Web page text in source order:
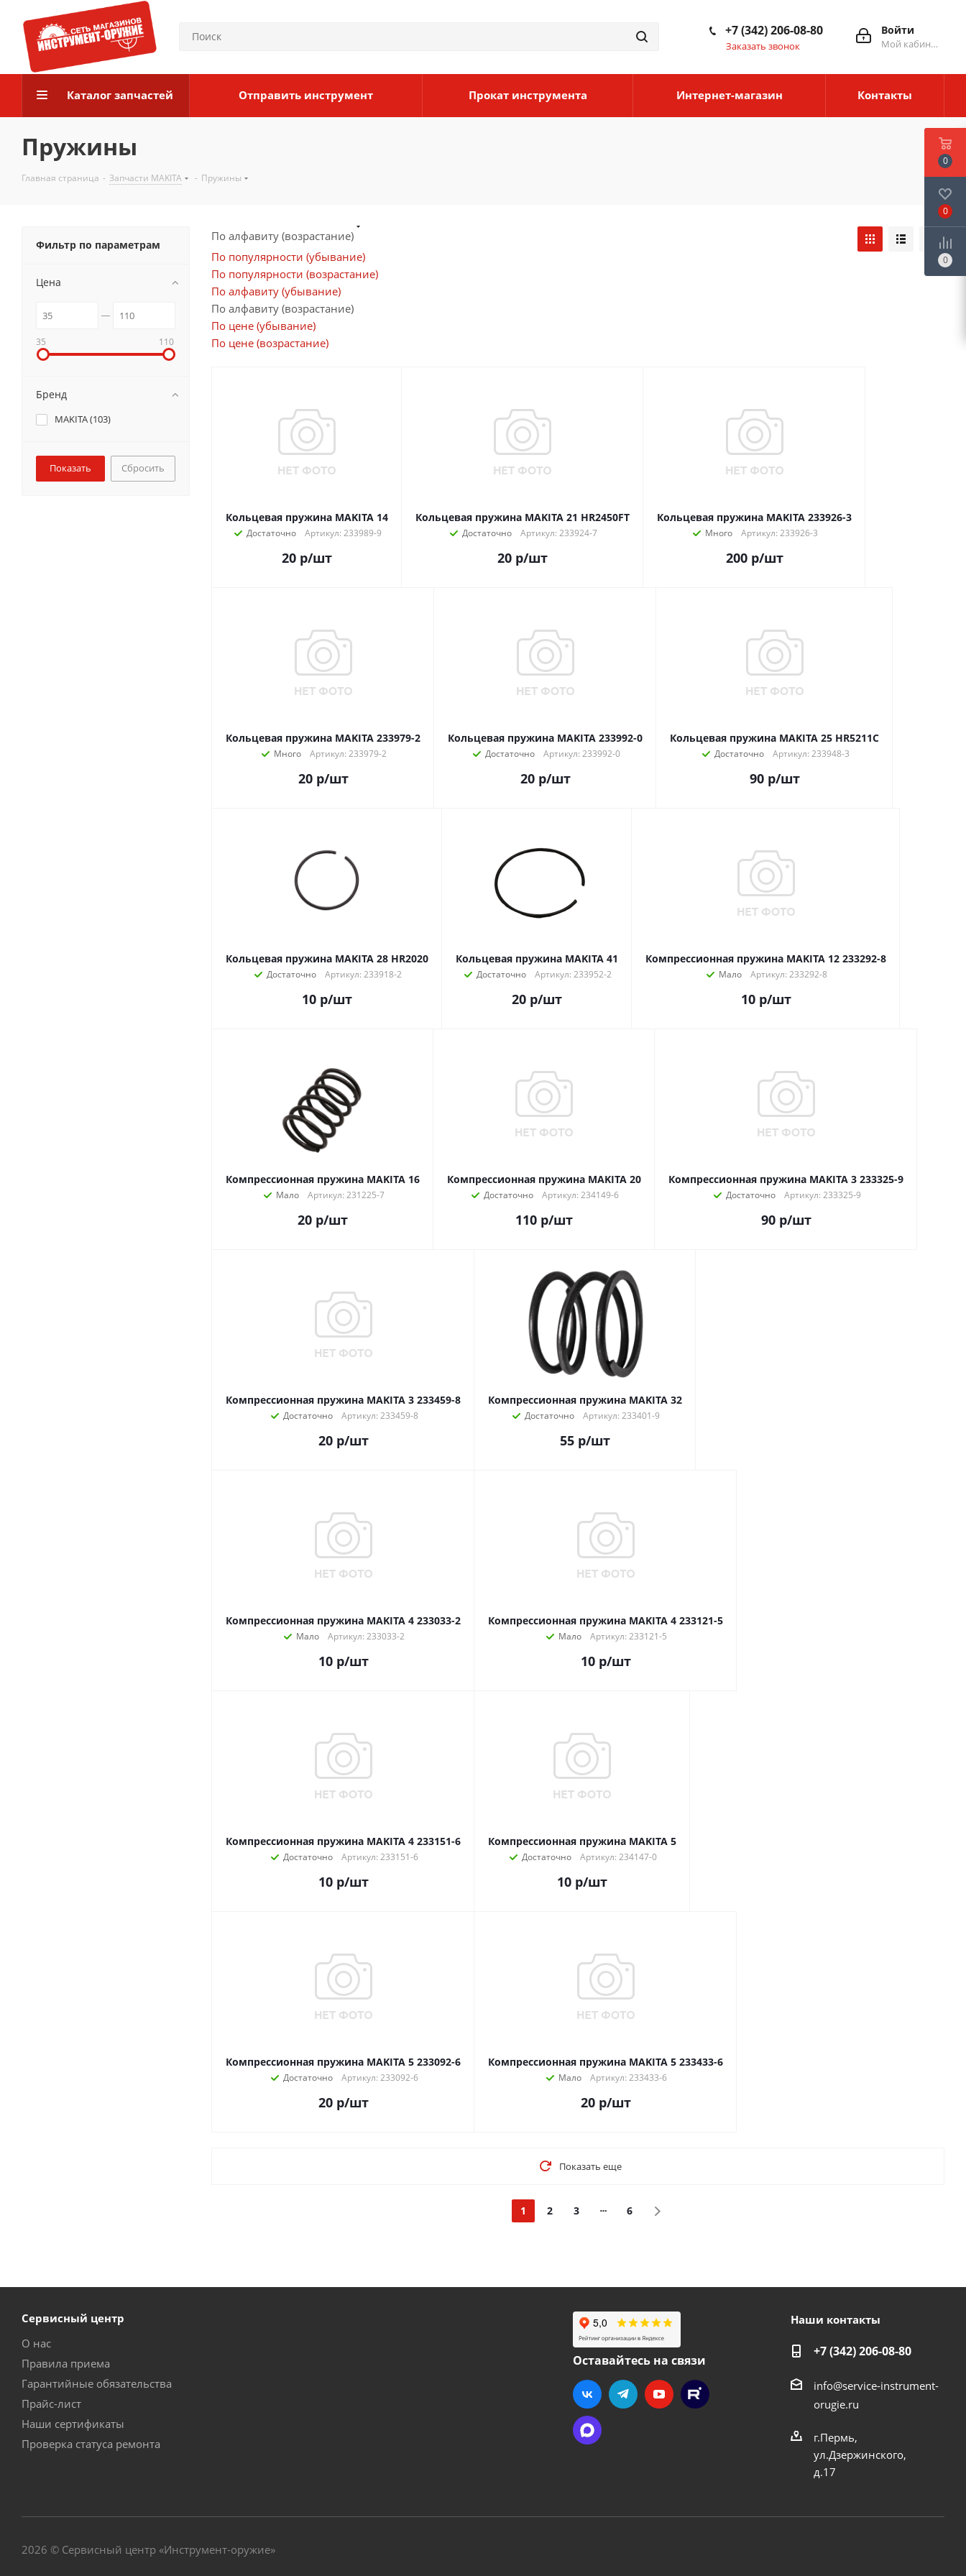
Войти
Мой кабинет
+7 (342) 206-08-80
Заказать звонок
Каталог запчастей Отправить инструмент Прокат инструмента Интернет-магазин Контакты
Пружины
Главная страница - Запчасти MAKITA - Пружины
По алфавиту (возрастание)
По популярности (убывание)
По популярности (возрастание)
По алфавиту (убывание)
По алфавиту (возрастание)
По цене (убывание)
По цене (возрастание)
Кольцевая пружина MAKITA 14
Достаточно Артикул: 233989-9
20 р/шт
Кольцевая пружина MAKITA 21 HR2450FT
Достаточно Артикул: 233924-7
20 р/шт
Кольцевая пружина MAKITA 233926-3
Много Артикул: 233926-3
200р/шт
Кольцевая пружина MAKITA 233979-2
Много Артикул: 233979-2
20р/шт
Кольцевая пружина MAKITA 233992-0
Достаточно Артикул: 233992-0
20р/шт
Кольцевая пружина MAKITA 25 HR5211C
Достаточно Артикул: 233948-3
90р/шт
Кольцевая пружина MAKITA 28 HR2020
Достаточно Артикул: 233918-2
10 р/шт
Кольцевая пружина MAKITA 41
Достаточно Артикул: 233952-2
20 р/шт
Компрессионная пружина MAKITA 12 233292-8
Мало Артикул: 233292-8
10р/шт
Компрессионная пружина MAKITA 16
Мало Артикул: 231225-7
20 р/шт
Компрессионная пружина MAKITA 20
Достаточно Артикул: 234149-6
110 р/шт
Компрессионная пружина MAKITA 3 233325-9
Достаточно Артикул: 233325-9
90р/шт
Компрессионная пружина MAKITA 3 233459-8
Достаточно Артикул: 233459-8
20р/шт
Компрессионная пружина MAKITA 32
Достаточно Артикул: 233401-9
55 р/шт
Компрессионная пружина MAKITA 4 233033-2
Мало Артикул: 233033-2
10р/шт
Компрессионная пружина MAKITA 4 233121-5
Мало Артикул: 233121-5
10р/шт
Компрессионная пружина MAKITA 4 233151-6
Достаточно Артикул: 233151-6
10р/шт
Компрессионная пружина MAKITA 5
Достаточно Артикул: 234147-0
10 р/шт
Компрессионная пружина MAKITA 5 233092-6
Достаточно Артикул: 233092-6
20р/шт
Компрессионная пружина MAKITA 5 233433-6
Мало Артикул: 233433-6
20р/шт
Показать еще
1 2 3 6
Фильтр по параметрам
Цена
35 110
Бренд
MAKITA (103)
Сбросить
Сервисный центр
О нас
Правила приема
Гарантийные обязательства
Прайс-лист
Наши сертификаты
Проверка статуса ремонта
Оставайтесь на связи
Наши контакты
+7 (342) 206-08-80
info@service-instrument-
orugie.ru
г.Пермь,
ул.Дзержинского,
д.17
2026 © Сервисный центр «Инструмент-оружие»
0
0
0